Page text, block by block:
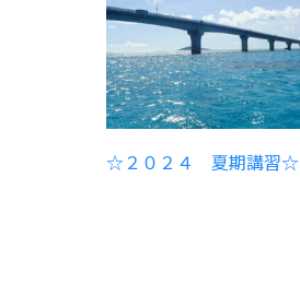
☆２０２４ 夏期講習☆